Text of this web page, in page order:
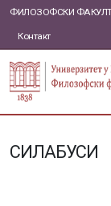
ФИЛОЗОФСКИ
Контакт
СИЛАБУСИ